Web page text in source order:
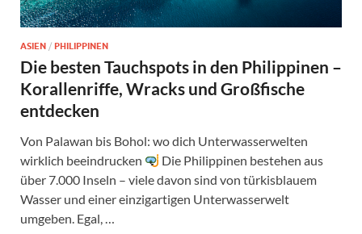
ASIEN / PHILIPPINEN
Die besten Tauchspots in den Philippinen –
Korallenriffe, Wracks und Großfische
entdecken
Von Palawan bis Bohol: wo dich Unterwasserwelten
wirklich beeindrucken
Die Philippinen bestehen aus
über 7.000 Inseln – viele davon sind von türkisblauem
Wasser und einer einzigartigen Unterwasserwelt
umgeben. Egal, …